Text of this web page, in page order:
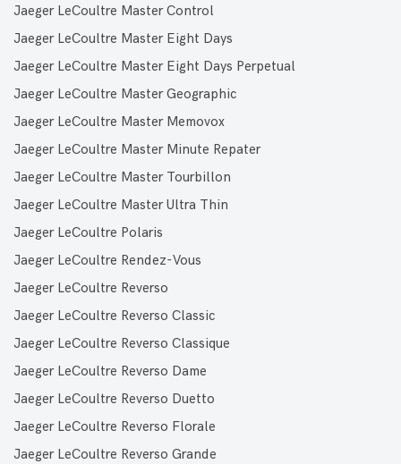
Jaeger LeCoultre Master Control
Jaeger LeCoultre Master Eight Days
Jaeger LeCoultre Master Eight Days Perpetual
Jaeger LeCoultre Master Geographic
Jaeger LeCoultre Master Memovox
Jaeger LeCoultre Master Minute Repater
Jaeger LeCoultre Master Tourbillon
Jaeger LeCoultre Master Ultra Thin
Jaeger LeCoultre Polaris
Jaeger LeCoultre Rendez-Vous
Jaeger LeCoultre Reverso
Jaeger LeCoultre Reverso Classic
Jaeger LeCoultre Reverso Classique
Jaeger LeCoultre Reverso Dame
Jaeger LeCoultre Reverso Duetto
Jaeger LeCoultre Reverso Florale
Jaeger LeCoultre Reverso Grande